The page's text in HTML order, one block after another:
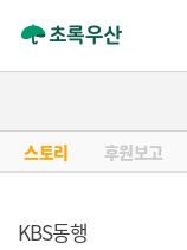
스토리 후원보고
KBS동행